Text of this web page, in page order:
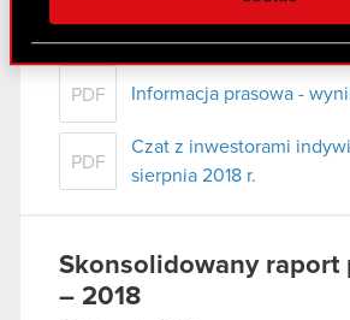
społecznościowym, reklamowym i
Partnerzy mogą połączyć te
danymi otrzymanymi od Ciebie
podczas korzystania z ich usług.
korzystanie z naszej witryny,
używanie plików cookie.
XLSX Podstawowe dane
PDF Informacja prasowa -
PDF
Czat z inwestorami
sierpnia 2018 r.
Skonsolidowany raport
– 2018